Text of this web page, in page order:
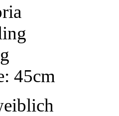
45cm